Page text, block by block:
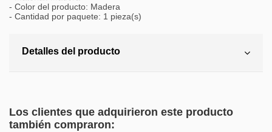
- Color del producto: Madera
- Cantidad por paquete: 1 pieza(s)
Detalles del producto
Los clientes que adquirieron este producto
también compraron: